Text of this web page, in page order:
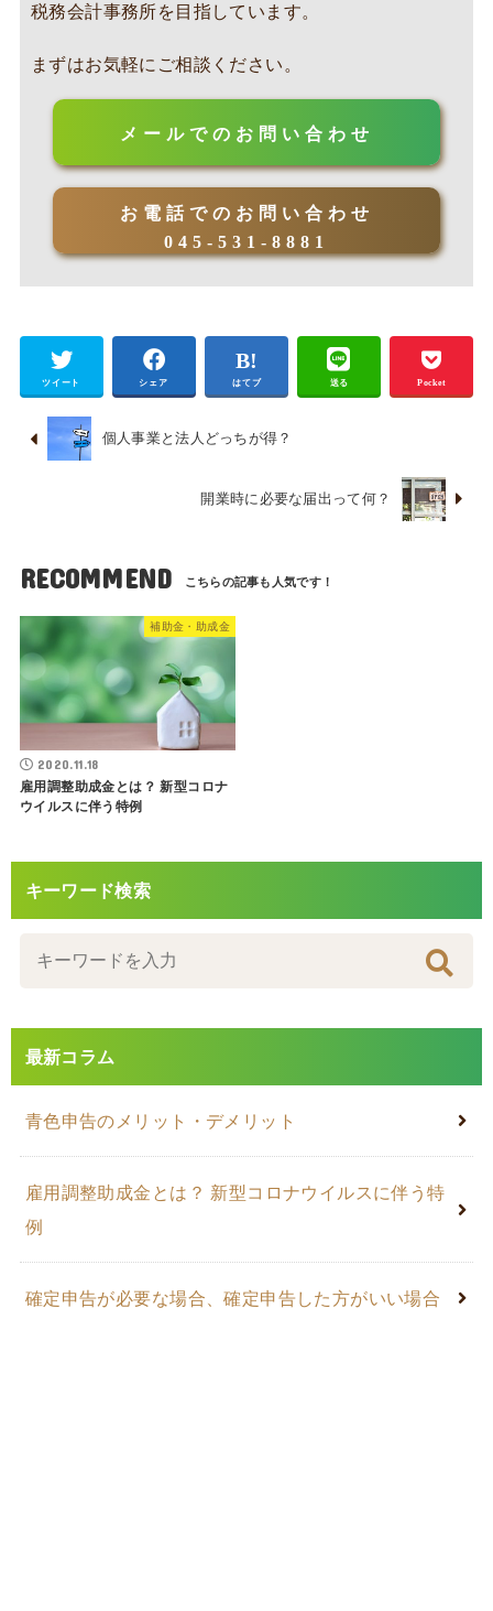
税務会計事務所を目指しています。
まずはお気軽にご相談ください。
メールでのお問い合わせ
お電話でのお問い合わせ
045-531-8881
ツイート シェア はてブ 送る Pocket
個人事業と法人どっちが得？
開業時に必要な届出って何？
RECOMMEND
補助金・助成金
2020.11.18
雇用調整助成金とは？ 新型コロナ
ウイルスに伴う特例
キーワード検索
最新コラム
青色申告のメリット・デメリット
雇用調整助成金とは？ 新型コロナウイルスに伴う特
例
確定申告が必要な場合、確定申告した方がいい場合